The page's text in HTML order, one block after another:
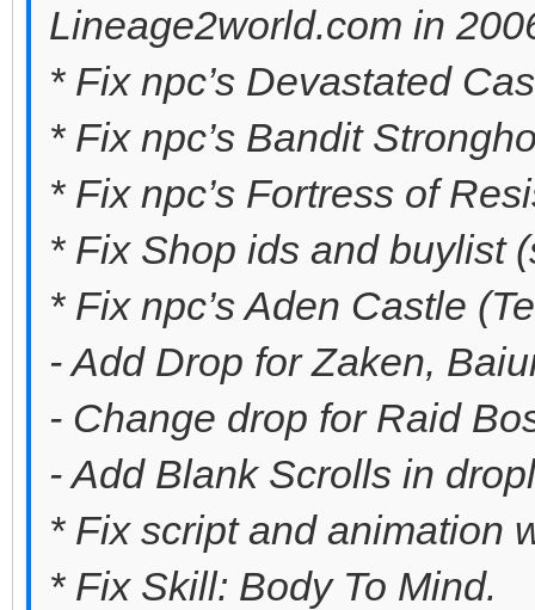
Lineage2world.com in
* Fix npc’s Devastated
* Fix npc’s Bandit
* Fix npc’s Fortress of
* Fix Shop ids and buylist
* Fix npc’s Aden Castle
- Add Drop for Zaken,
- Change drop for Raid
- Add Blank Scrolls in
* Fix script and animation
* Fix Skill: Body To Mind.